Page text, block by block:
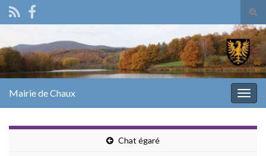
Mairie de Chaux
Chat égaré